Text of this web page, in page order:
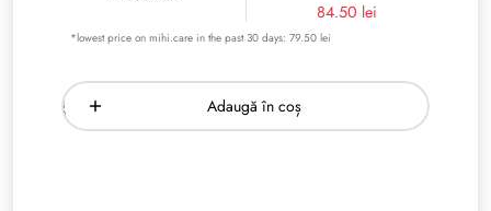
84.50 lei
*lowest price on mihi.care in the past 30 days: 79.50 lei
Adaugă în coș